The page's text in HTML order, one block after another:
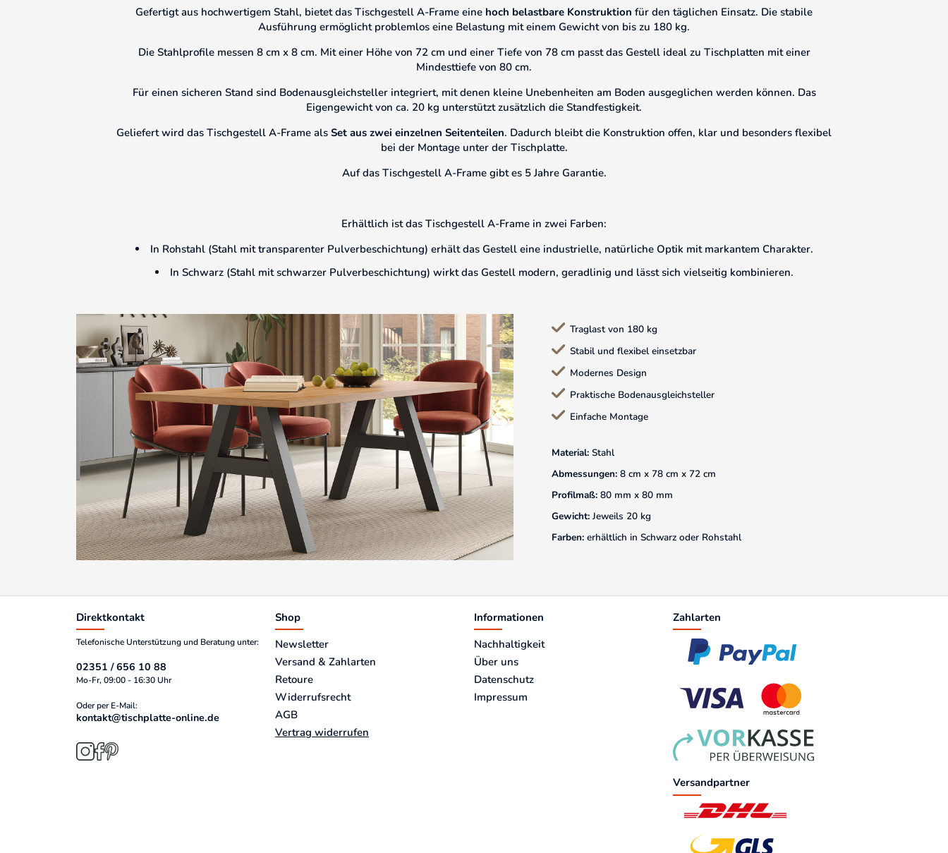
Gefertigt aus hochwertigem Stahl, bietet das Tischgestell A-Frame eine hoch belastbare Konstruktion für den täglichen Einsatz. Die stabile
Ausführung ermöglicht problemlos eine Belastung mit einem Gewicht von bis zu 180 kg.
Die Stahlprofile messen 8 cm x 8 cm. Mit einer Höhe von 72 cm und einer Tiefe von 78 cm passt das Gestell ideal zu Tischplatten mit einer
Mindesttiefe von 80 cm.
Für einen sicheren Stand sind Bodenausgleichsteller integriert, mit denen kleine Unebenheiten am Boden ausgeglichen werden können. Das
Eigengewicht von ca. 20 kg unterstützt zusätzlich die Standfestigkeit.
Geliefert wird das Tischgestell A-Frame als Set aus zwei einzelnen Seitenteilen. Dadurch bleibt die Konstruktion offen, klar und besonders flexibel
bei der Montage unter der Tischplatte.
Auf das Tischgestell A-Frame gibt es 5 Jahre Garantie.
Erhältlich ist das Tischgestell A-Frame in zwei Farben:
In Rohstahl (Stahl mit transparenter Pulverbeschichtung) erhält das Gestell eine industrielle, natürliche Optik mit markantem Charakter.
In Schwarz (Stahl mit schwarzer Pulverbeschichtung) wirkt das Gestell modern, geradlinig und lässt sich vielseitig kombinieren.
Traglast von 180 kg
Stabil und flexibel einsetzbar
Modernes Design
Praktische Bodenausgleichsteller
Einfache Montage
Material: Stahl
Abmessungen: 8 cm x 78 cm x 72 cm
Profilmaß: 80 mm x 80 mm
Gewicht: Jeweils 20 kg
Farben: erhältlich in Schwarz oder Rohstahl
Direktkontakt
Telefonische Unterstützung und Beratung unter:
02351 / 656 10 88
Mo-Fr, 09:00 - 16:30 Uhr
Oder per E-Mail:
kontakt@tischplatte-online.de
Shop
Newsletter
Versand & Zahlarten
Retoure
Widerrufsrecht
AGB
Vertrag widerrufen
Informationen
Nachhaltigkeit
Über uns
Datenschutz
Impressum
Zahlarten
Versandpartner